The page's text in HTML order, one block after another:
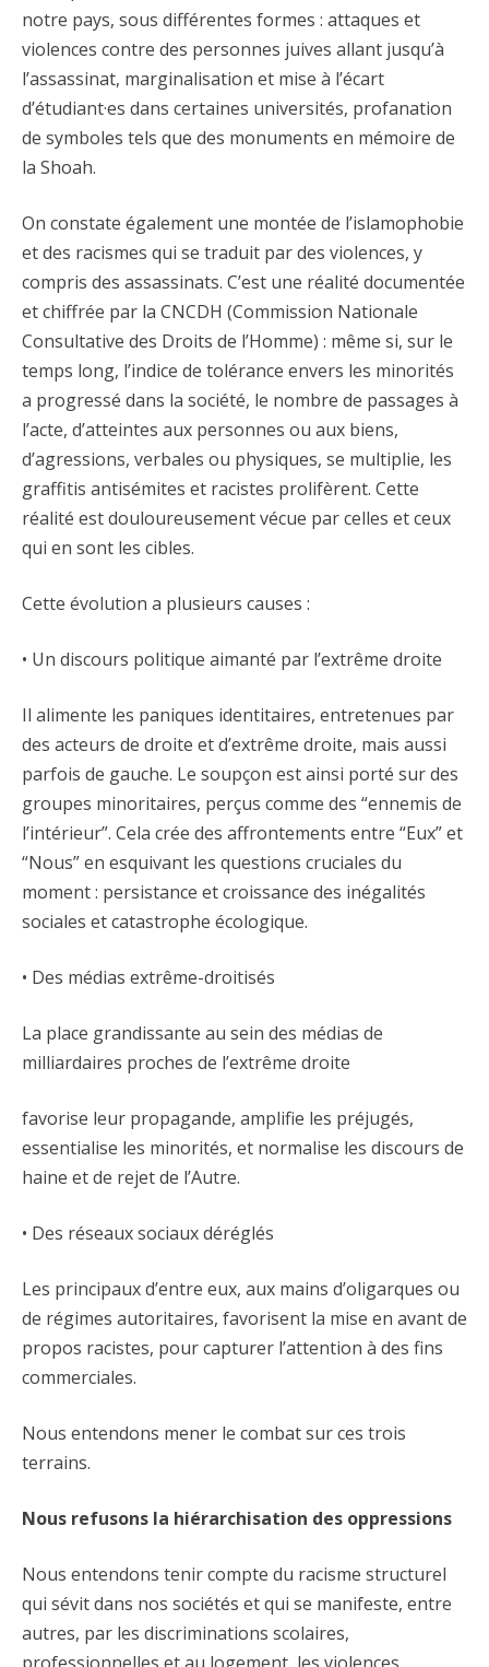
notre pays, sous différentes formes : attaques et
violences contre des personnes juives allant jusqu’à
l’assassinat, marginalisation et mise à l’écart
d’étudiant·es dans certaines universités, profanation
de symboles tels que des monuments en mémoire de
la Shoah.
On constate également une montée de l’islamophobie
et des racismes qui se traduit par des violences, y
compris des assassinats. C’est une réalité documentée
et chiffrée par la CNCDH (Commission Nationale
Consultative des Droits de l’Homme) : même si, sur le
temps long, l’indice de tolérance envers les minorités
a progressé dans la société, le nombre de passages à
l’acte, d’atteintes aux personnes ou aux biens,
d’agressions, verbales ou physiques, se multiplie, les
graffitis antisémites et racistes prolifèrent. Cette
réalité est douloureusement vécue par celles et ceux
qui en sont les cibles.
Cette évolution a plusieurs causes :
• Un discours politique aimanté par l’extrême droite
Il alimente les paniques identitaires, entretenues par
des acteurs de droite et d’extrême droite, mais aussi
parfois de gauche. Le soupçon est ainsi porté sur des
groupes minoritaires, perçus comme des “ennemis de
l’intérieur”. Cela crée des affrontements entre “Eux” et
“Nous” en esquivant les questions cruciales du
moment : persistance et croissance des inégalités
sociales et catastrophe écologique.
• Des médias extrême-droitisés
La place grandissante au sein des médias de
milliardaires proches de l’extrême droite
favorise leur propagande, amplifie les préjugés,
essentialise les minorités, et normalise les discours de
haine et de rejet de l’Autre.
• Des réseaux sociaux déréglés
Les principaux d’entre eux, aux mains d’oligarques ou
de régimes autoritaires, favorisent la mise en avant de
propos racistes, pour capturer l’attention à des fins
commerciales.
Nous entendons mener le combat sur ces trois
terrains.
Nous refusons la hiérarchisation des oppressions
Nous entendons tenir compte du racisme structurel
qui sévit dans nos sociétés et qui se manifeste, entre
autres, par les discriminations scolaires,